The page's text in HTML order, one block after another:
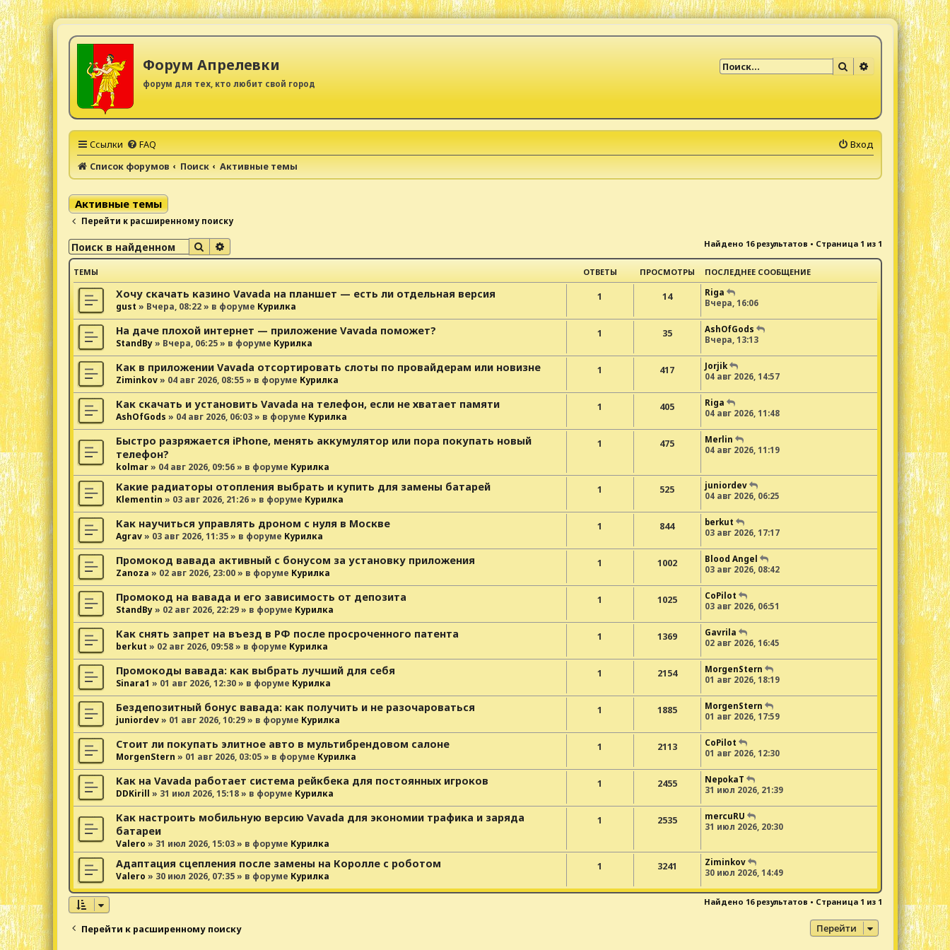
Форум Апрелевки
форум для тех, кто любит свой город
Поиск Расширенный
Ссылки FAQ
Вход
Список форумов
Поиск Активные темы
Активные темы
Перейти к расширенному поиску
Поиск Найдено 16 результатов • Страница 1 из 1
ТЕМЫ ОТВЕТЫ ПРОСМОТРЫ ПОСЛЕДНЕЕ СООБЩЕНИЕ
Хочу скачать казино Vavada на планшет — есть ли отдельная версия
gust » Вчера, 08:22» в форуме Курилка
1 14
Riga
Вчера, 16:06
На даче плохой интернет — приложение Vavada поможет?
StandBy» Вчера, 06:25» в форуме Курилка
1 35
AshOfGods
Вчера, 13:13
Как в приложении Vavada отсортировать слоты по провайдерам или новизне
Ziminkov» 04 авг 2026, 08:55» в форуме Курилка
1 417
Jorjik
04 авг 2026, 14:57
Как скачать и установить Vavada на телефон, если не хватает памяти
AshOfGods » 04 авг 2026, 06:03» в форуме Курилка
1 405
Riga
04 авг 2026, 11:48
Быстро разряжается iPhone, менять аккумулятор или пора покупать новый
телефон?
kolmar» 04 авг 2026, 09:56» в форуме Курилка
1 475
Merlin
04 авг 2026, 11:19
Какие радиаторы отопления выбрать и купить для замены батарей
Klementin » 03 авг 2026, 21:26» в форуме Курилка
1 525
juniordev
04 авг 2026, 06:25
Как научиться управлять дроном с нуля в Москве
Agrav» 03 авг 2026, 11:35» в форуме Курилка
1 844
berkut
03 авг 2026, 17:17
Промокод вавада активный с бонусом за установку приложения
Zanoza » 02 авг 2026, 23:00» в форуме Курилка
1 1002
Blood Angel
03 авг 2026, 08:42
Промокод на вавада и его зависимость от депозита
StandBy» 02 авг 2026, 22:29» в форуме Курилка
1 1025
CoPilot
03 авг 2026, 06:51
Как снять запрет на въезд в РФ после просроченного патента
berkut » 02 авг 2026, 09:58» в форуме Курилка
1 1369
Gavrila
02 авг 2026, 16:45
Промокоды вавада: как выбрать лучший для себя
Sinara1 » 01 авг 2026, 12:30» в форуме Курилка
1 2154
MorgenStern
01 авг 2026, 18:19
Бездепозитный бонус вавада: как получить и не разочароваться
juniordev» 01 авг 2026, 10:29» в форуме Курилка
1 1885
MorgenStern
01 авг 2026, 17:59
Стоит ли покупать элитное авто в мультибрендовом салоне
MorgenStern » 01 авг 2026, 03:05» в форуме Курилка
1 2113
CoPilot
01 авг 2026, 12:30
Как на Vavada работает система рейкбека для постоянных игроков
DDKirill » 31 июл 2026, 15:18» в форуме Курилка
1 2455
NepokaT
31 июл 2026, 21:39
Как настроить мобильную версию Vavada для экономии трафика и заряда
батареи
Valero » 31 июл 2026, 15:03» в форуме Курилка
1 2535
mercuRU
31 июл 2026, 20:30
Адаптация сцепления после замены на Королле с роботом
Valero » 30 июл 2026, 07:35» в форуме Курилка
1 3241
Ziminkov
30 июл 2026, 14:49
Найдено 16 результатов • Страница 1 из 1
Перейти к расширенному поиску Перейти